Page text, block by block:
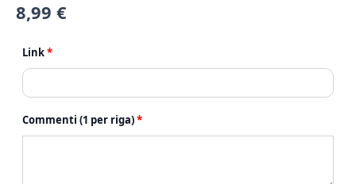
8,99 €
Link*
Commenti (1 per riga)*